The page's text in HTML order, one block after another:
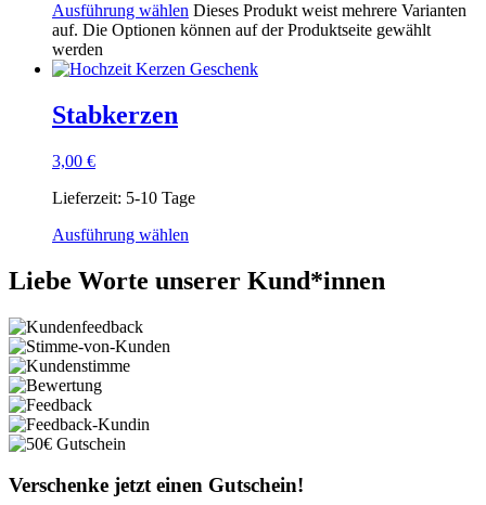
Ausführung wählen Dieses Produkt weist mehrere Varianten
auf. Die Optionen können auf der Produktseite gewählt
werden
Stabkerzen
3,00 €
Lieferzeit: 5-10 Tage
Ausführung wählen
Liebe Worte unserer Kund*innen
Verschenke jetzt einen Gutschein!